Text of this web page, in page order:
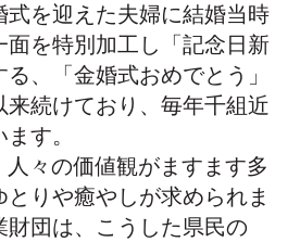
を迎えた夫婦に結婚当時
面を特別加工し「記念日新
、「金婚式おめでとう」
続けており、毎年千組近
す。
々の価値観がますます多
りや癒やしが求められま
団は、こうした県民の